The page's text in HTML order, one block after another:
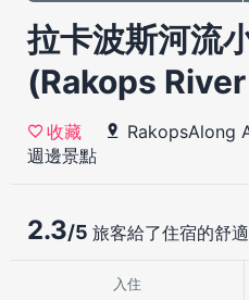
拉卡波斯河流
(Rakops
收藏 RakopsAlong
週邊景點
2.3/5 旅客給了住宿的舒
入住